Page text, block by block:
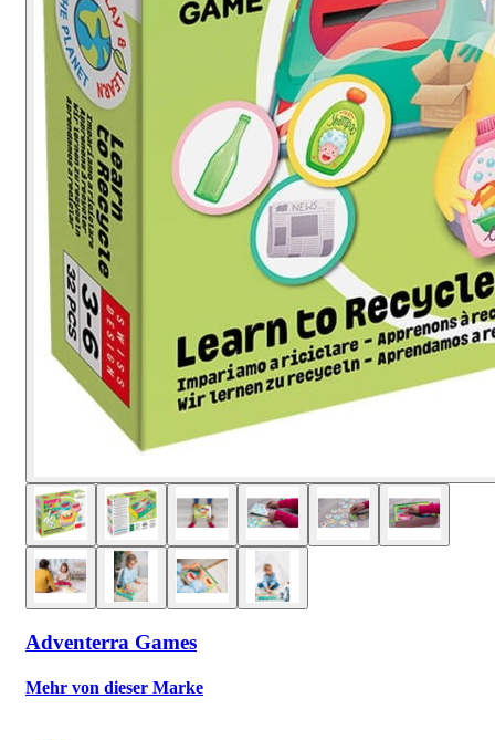
Adventerra Games
Mehr von dieser Marke